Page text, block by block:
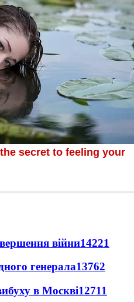
війни14221
генерала13762
в Москві12711